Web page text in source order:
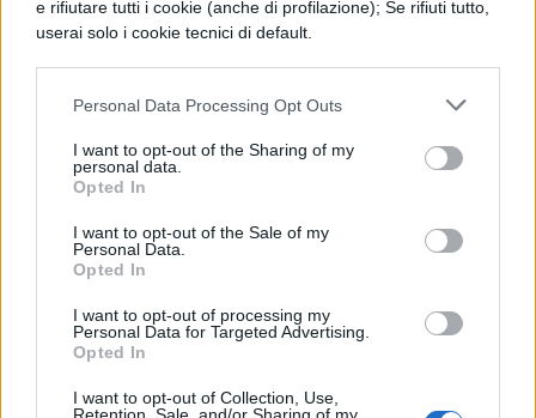
e rifiutare tutti i cookie (anche di profilazione); Se rifiuti tutto,
userai solo i cookie tecnici di default.
Personal Data Processing Opt Outs
I want to opt-out of the Sharing of my
personal data.
Opted In
I want to opt-out of the Sale of my
Personal Data.
Opted In
I want to opt-out of processing my
Personal Data for Targeted Advertising.
Opted In
I want to opt-out of Collection, Use,
Tokaimura nel 1999 e a Mihama nel 2004.
tendenza di ritorno al nucleare. Ciò perché
il petrolio iniziò a scarseggiare e aumentò
di prezzo, insieme alle altre materie prime
energetiche. La dipendenza energetica da
Paesi politicamente instabili poi spinse
molti Paesi occidentali a rivalutare l'energia
nucleare. Anche alcuni Paesi in via di